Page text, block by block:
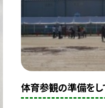
体育参観の準備をし